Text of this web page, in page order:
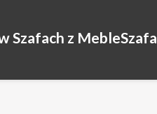
Szafach z MebleSzafa